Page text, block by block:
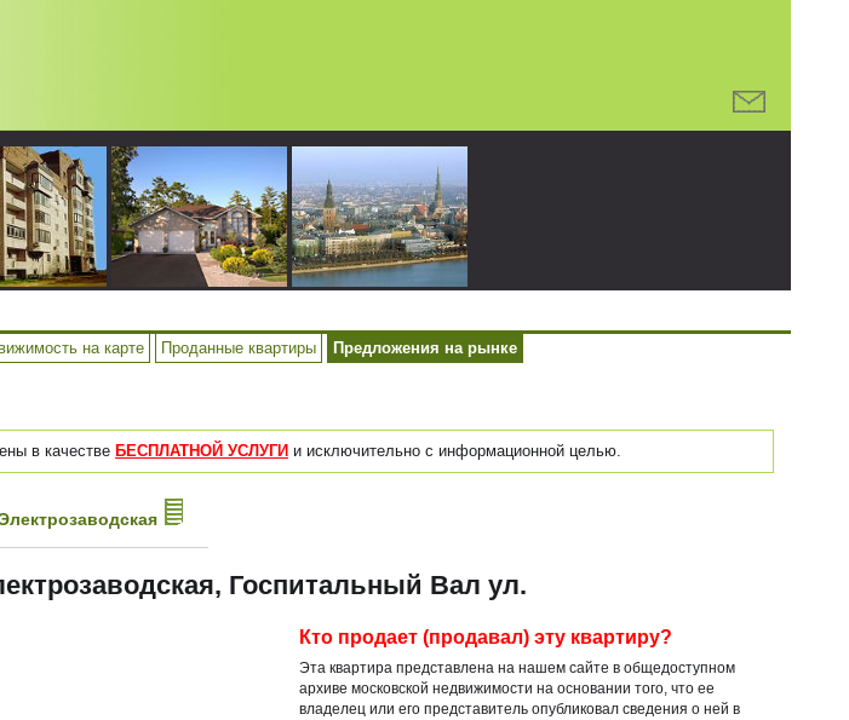
на карте Проданные квартиры Предложения на рынке
в качестве БЕСПЛАТНОЙ УСЛУГИ и исключительно с информационной целью.
Госпитальный Вал ул.
Кто продает (продавал) эту квартиру?
Эта квартира представлена на нашем сайте в общедоступном
архиве московской недвижимости на основании того, что ее
владелец или его представитель опубликовал сведения о ней в